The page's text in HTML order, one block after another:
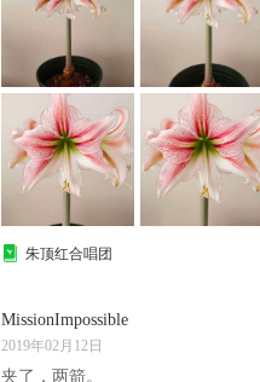
朱顶红合唱团
MissionImpossible
2019年02月12日
夹了，两箭。